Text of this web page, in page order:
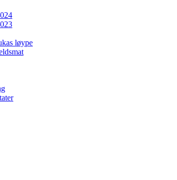
løype